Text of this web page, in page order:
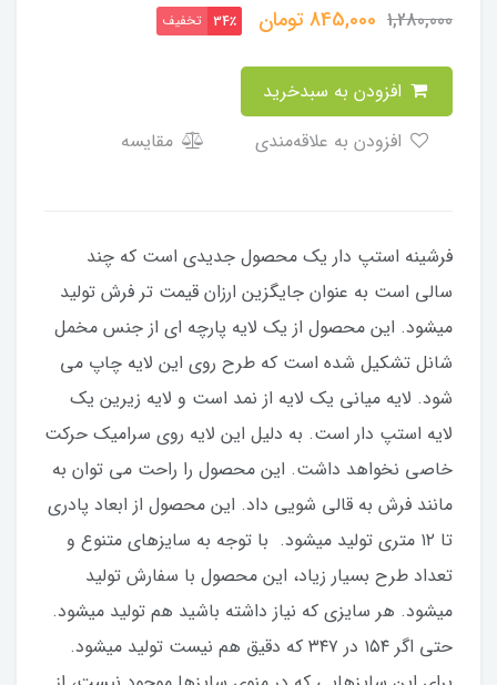
1,280,000
845,000تومان 34٪ تخفیف
مقایسه
فرشینه استپ دار یک محصول جدیدی است که چند
سالی است به عنوان جایگزین ارزان قیمت تر فرش تولید
میشود. این محصول از یک لایه پارچه ای از جنس مخمل
شانل تشکیل شده است که طرح روی این لایه چاپ می
شود. لایه میانی یک لایه از نمد است و لایه زیرین یک
لایه استپ دار است. به دلیل این لایه روی سرامیک حرکت
خاصی نخواهد داشت. این محصول را راحت می توان به
مانند فرش به قالی شویی داد. این محصول از ابعاد پادری
تا ۱۲ متری تولید میشود. با توجه به سایزهای متنوع و
تعداد طرح بسیار زیاد، این محصول با سفارش تولید
میشود. هر سایزی که نیاز داشته باشید هم تولید میشود.
حتی اگر ۱۵۴ در ۳۴۷ که دقیق هم نیست تولید میشود.